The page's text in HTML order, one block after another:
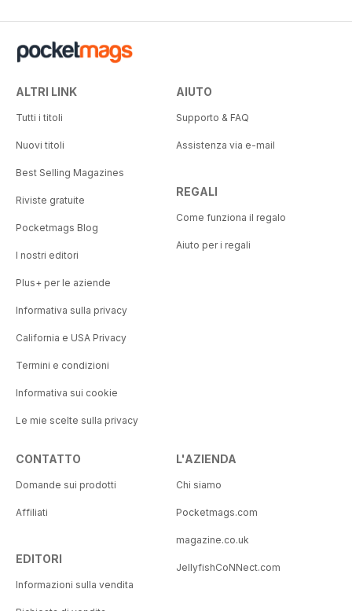
ALTRI LINK
Tutti i titoli
Nuovi titoli
Best Selling Magazines
Riviste gratuite
Pocketmags Blog
I nostri editori
Plus+ per le aziende
Informativa sulla privacy
California e USA Privacy
Termini e condizioni
Informativa sui cookie
Le mie scelte sulla privacy
AIUTO
Supporto & FAQ
Assistenza via e-mail
REGALI
Come funziona il regalo
Aiuto per i regali
CONTATTO
Domande sui prodotti
Affiliati
EDITORI
Informazioni sulla vendita
L'AZIENDA
Chi siamo
Pocketmags.com
magazine.co.uk
JellyfishCoNNect.com